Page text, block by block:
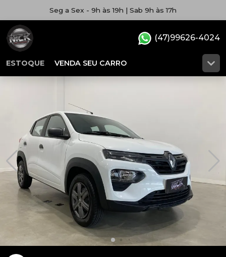
Seg a Sex - 9h às 19h | Sab 9h às 17h
ESTOQUE VENDA SEU CARRO
(47)99626-4024